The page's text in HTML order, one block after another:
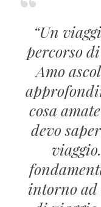
“Un
percorso
Amo
cosa
devo
intorno ad